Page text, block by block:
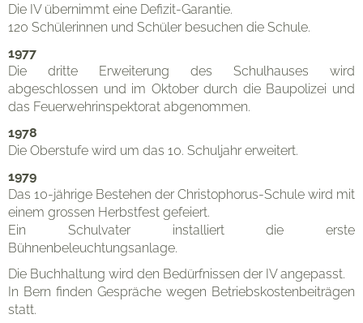
Organisation
Die IV übernimmt eine Defizit-Garantie.
120 Schülerinnen und Schüler besuchen die Schule.
1977
Die dritte Erweiterung des Schulhauses wird
abgeschlossen und im Oktober durch die Baupolizei und
das Feuerwehrinspektorat abgenommen.
1978
Die Oberstufe wird um das 10. Schuljahr erweitert.
1979
Das 10-jährige Bestehen der Christophorus-Schule wird mit
einem grossen Herbstfest gefeiert.
Ein Schulvater installiert die erste
Bühnenbeleuchtungsanlage.
Die Buchhaltung wird den Bedürfnissen der IV angepasst.
In Bern finden Gespräche wegen Betriebskostenbeiträgen
statt.